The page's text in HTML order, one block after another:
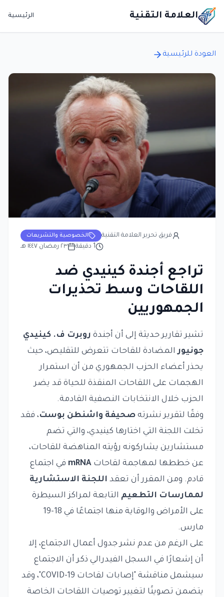
العلامة التقنية الرئيسية
العودة للرئيسية
الخصوصية والتشريعات
فريق تحرير العلامة التقنية
٢٣ رمضان ١٤٤٧ هـ
1 دقيقة
تراجع أجندة كينيدي ضد
اللقاحات وسط تحذيرات
الجمهوريين
تشير تقارير حديثة إلى أن أجندة روبرت ف. كينيدي
جونيورالمضادة للقاحات تتعرض للتقليص، حيث
يحذر أعضاء الحزب الجمهوري من أن استمرار
الهجمات على اللقاحات المنقذة للحياة قد يضر
الحزب خلال الانتخابات النصفية القادمة.
وفقًا لتقرير نشرته صحيفة واشنطن بوست، فقد
تخلت اللجنة التي اختارها كينيدي، والتي تضم
مستشارين يشاركونه رؤيته المناهضة للقاحات،
عن خططها لمهاجمة لقاحات mRNA في اجتماع
قادم. ومن المقرر أن تعقد اللجنة الاستشارية
لممارسات التطعيم التابعة لمراكز السيطرة
على الأمراض والوقاية منها اجتماعًا في 18-19
مارس.
على الرغم من عدم نشر جدول أعمال الاجتماع، إلا
أن إشعارًا في السجل الفيدرالي ذكر أن الاجتماع
سيشمل مناقشة "إصابات لقاحات COVID-19"، وقد
يتضمن تصويتًا لتغيير توصيات اللقاحات الخاصة